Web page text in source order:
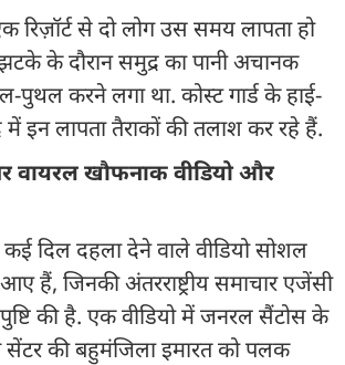
रिज़ॉर्ट से दो लोग उस समय लापता हो
के दौरान समुद्र का पानी अचानक
करने लगा था. कोस्ट गार्ड के हाई-
में इन लापता तैराकों की तलाश कर रहे हैं.
वायरल खौफनाक वीडियो और
दिल दहला देने वाले वीडियो सोशल
हैं, जिनकी अंतरराष्ट्रीय समाचार एजेंसी
की है. एक वीडियो में जनरल सैंटोस के
की बहुमंजिला इमारत को पलक